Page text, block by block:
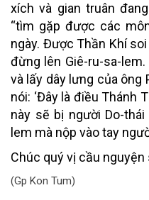
xích và gian truân
“tìm gặp được các
ngày. Được Thần Khí
đừng lên Giê-ru-sa-
và lấy dây lưng của ông
nói: ‘Đây là điều Thánh
này sẽ bị người Do-
lem mà nộp vào tay
Chúc quý vị cầu
(Gp Kon Tum)